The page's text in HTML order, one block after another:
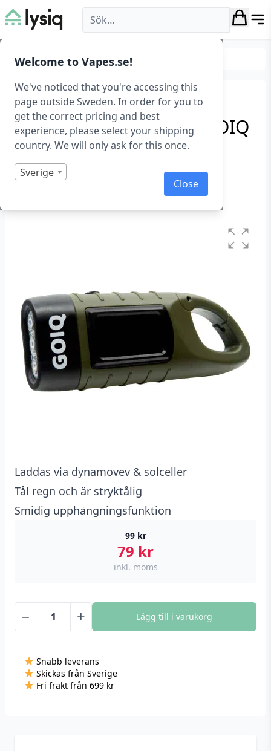
Welcome to Vapes.se!
We've noticed that you're accessing this
page outside Sweden. In order for you to
get the correct pricing and best
experience, please select your shipping
country. We will only ask for this once.
Sverige
Close
Lysiq
Hem & fritid Frilutftsliv
Dynamo- och
solcellsficklampa från GOIQ
Vevficklampa med solceller
Art.nr: 1355
Laddas via dynamovev & solceller
Tål regn och är stryktålig
Smidig upphängningsfunktion
99kr
79 kr
inkl. moms
−
Vevficklampa
mängd
+ Lägg till i varukorg
Snabb leverans
Skickas från Sverige
Fri frakt från 699 kr